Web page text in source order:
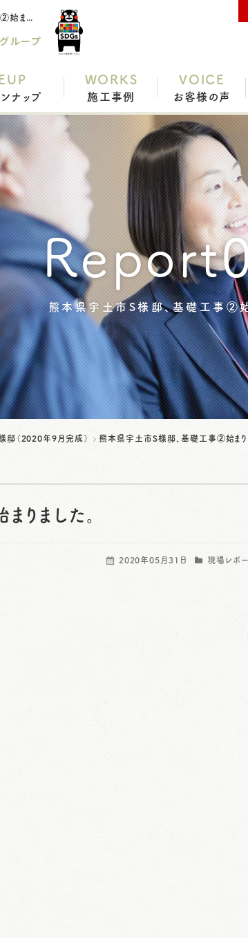
熊本で平屋ならC.デザイン株式会社の熊本県宇土市S様邸、基礎工事②始まりました。をご紹介
ループ
ナップ
WORKS
施工事例
VOICE
お客様の声
熊本県宇土市S様邸、基礎工事②始
邸（2020年9月完成） 熊本県宇土市S様邸、基礎工事②始まり
ました。
2020年05月31日 現場レポ